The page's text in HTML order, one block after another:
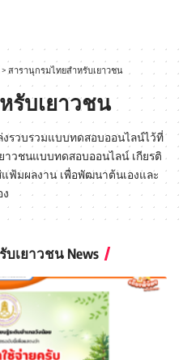
> สารานุกรมไทยสำหรับเยาวชน
รับเยาวชน
รวบรวมแบบทดสอบออนไลน์ไว้ที่
วชนแบบทดสอบออนไลน์ เกียรติ
ฟ้มผลงาน เพื่อพัฒนาต้นเองและ
ง
บเยาวชน News